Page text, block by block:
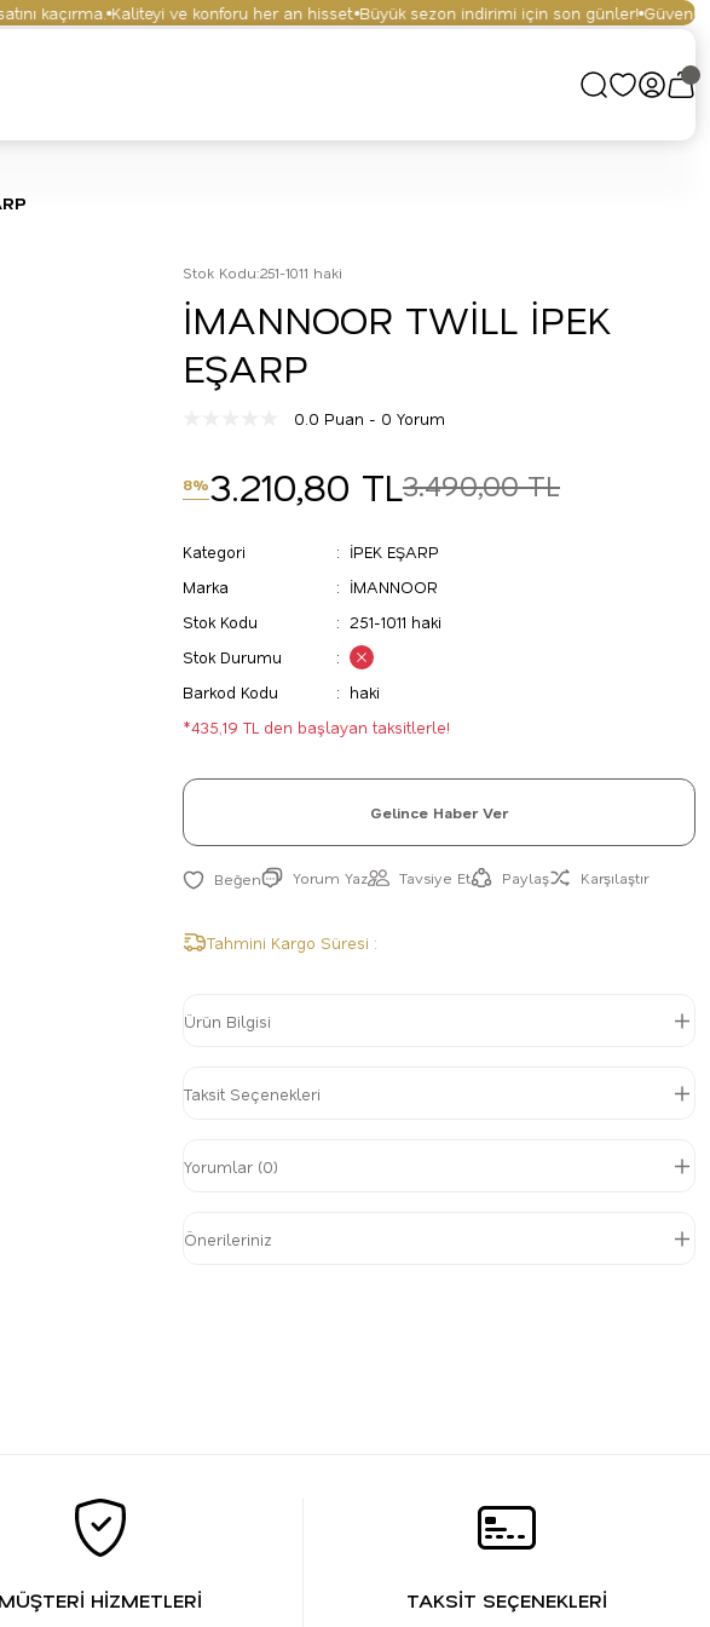
kaçırma. Kaliteyi ve konforu her an hisset. Büyük sezon indirimi için son günler! Güvenli
Stok Kodu:251-1011 haki
İMANNOOR TWİLL İPEK
EŞARP
0.0 Puan - 0 Yorum
8%3.210,80 TL3.490,00 TL
Kategori
İPEK EŞARP
Marka
İMANNOOR
Stok Kodu
251-1011 haki
Stok Durumu
Barkod Kodu
haki
*435,19 TL den başlayan taksitlerle!
Gelince Haber Ver
Yorum Yaz Tavsiye Et Paylaş Karşılaştır
Tahmini Kargo Süresi :
Ürün Bilgisi
Taksit Seçenekleri
Yorumlar (0)
Önerileriniz
MÜŞTERİ HİZMETLERİ TAKSİT SEÇENEKLERİ